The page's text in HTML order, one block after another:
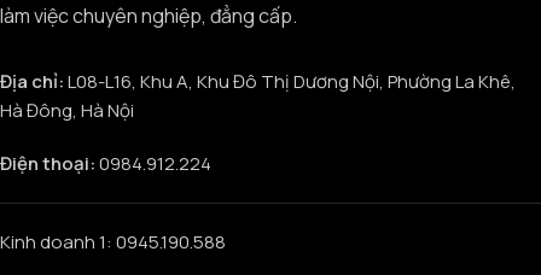
làm việc chuyên nghiệp, đẳng cấp.
Địa chỉ:L08-L16, Khu A, Khu Đô Thị Dương Nội, Phường La Khê,
Hà Đông, Hà Nội
Điện thoại:0984.912.224
Kinh doanh 1: 0945.190.588